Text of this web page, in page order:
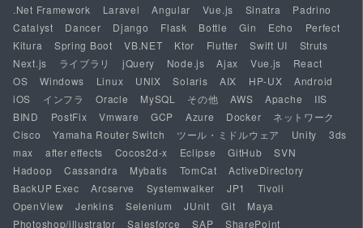
.Net Framework
Laravel Angular Vue.js Sinatra
Padrino
Catalyst
Dancer Django Flask Bottle Gin Echo
Perfect
Kitura
Spring Boot VB.NET Ktor Flutter Swift UI
Struts
Next.js
ライブラリ jQuery Node.js Ajax Vue.js
React
OS
Windows Linux UNIX Solaris AIX HP-UX
Android
iOS
インフラ Oracle MySQL その他 AWS Apache
IIS
BIND
PostFix Vmware GCP Azure Docker
ネットワーク
Cisco
Yamaha Router Switch ツール・ミドルウェア Unity
3ds
max
after effects Cocos2d-x Eclipse GitHub
SVN
Hadoop
Cassandra Mybatis TomCat
ActiveDirectory
BackUP Exec
Arcserve Systemwalker JP1
Tivoli
OpenView
Jenkins Selenium JUnit Git
Maya
Photoshop/illustrator
Salesforce SAP SharePoint